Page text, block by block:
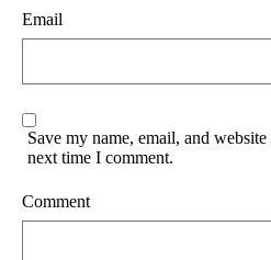
Email
Save my name, email, and
next time I comment.
Comment